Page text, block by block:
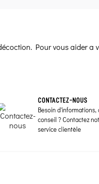
Pour vous aider
CONTACTEZ-NOUS
Besoin d'informations,
conseil ? Contactez
service clientèle